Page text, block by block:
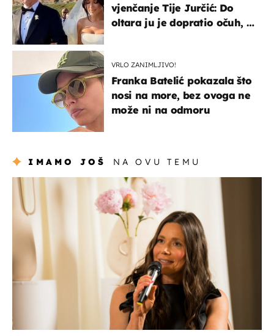
vjenčanje Tije Jurčić: Do
oltara ju je dopratio očuh, a
VRLO ZANIMLJIVO!
Franka Batelić pokazala što
nosi na more, bez ovoga ne
može ni na odmoru
IMAMO JOŠ NA OVU TEMU
moda & ljepota